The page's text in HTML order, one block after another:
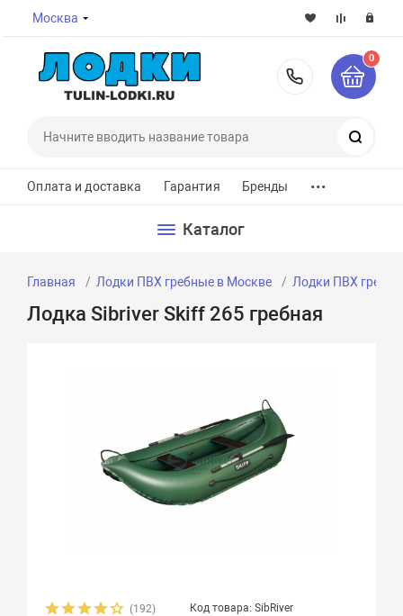
Москва
8-800-
0
Оплата и доставка Гарантия Бренды ...
Каталог
Главная Лодки ПВХ гребные в Москве Лодки ПВХ
Лодка Sibriver Skiff 265 гребная
(192) Код товара: SibRiver